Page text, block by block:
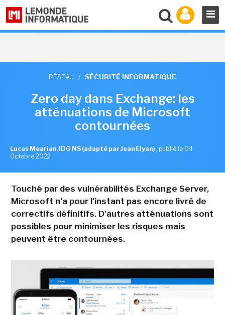
RÉSEAU / SÉCURITÉ INFORMATIQUE
Zero day dans Exchange: les
atténuations de Microsoft
contournées
Lucas Mearian, IDG NS (adapté par Jean Elyan) , publié le 04
Octobre 2022
Touché par des vulnérabilités Exchange Server,
Microsoft n'a pour l'instant pas encore livré de
correctifs définitifs. D'autres atténuations sont
possibles pour minimiser les risques mais
peuvent être contournées.